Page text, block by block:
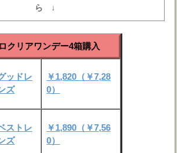
ら ↓
クリアワンデー4箱購入
ッドレ
ズ
￥1,820（￥7,28
0）
ストレ
ズ
￥1,890（￥7,56
0）